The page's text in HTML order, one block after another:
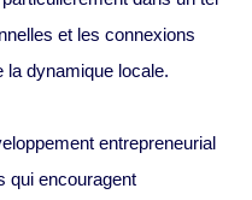
et les connexions
dynamique locale.
entrepreneurial
qui encouragent